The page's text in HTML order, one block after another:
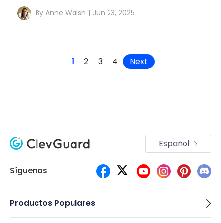
By Anne Walsh | Jun 23, 2025
1 2 3 4 Next
Síguenos
Español
Productos Populares